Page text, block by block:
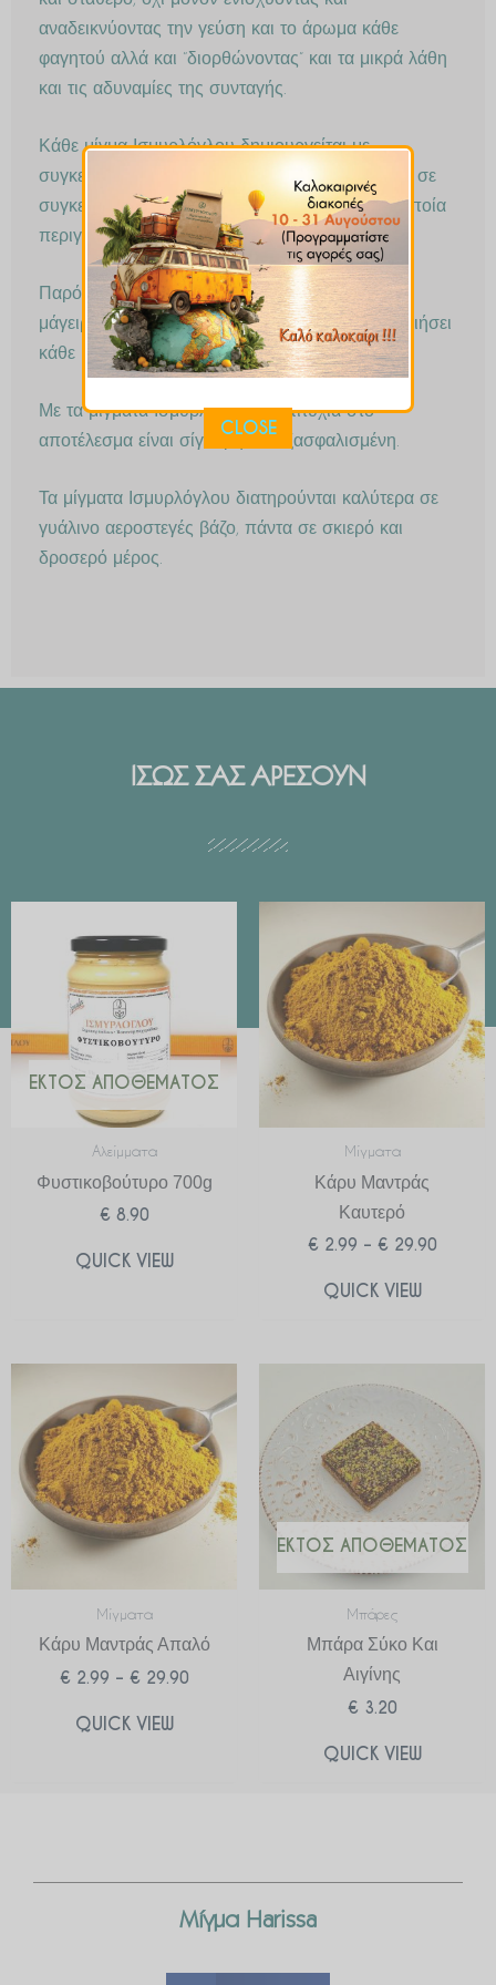
αναδεικνύοντας την γεύση και το άρωμα κάθε
φαγητού αλλά και “διορθώνοντας” και τα μικρά λάθη
και τις αδυναμίες της συνταγής.
Κάθε μίγμα Ισμυρλόγλου δημιουργείται με
συγκεκριμένο γευστικό προφίλ και απευθύνεται σε
συγκεκριμένη κατηγορία φαγητού ή γεύσης η οποία
περιγράφεται στην ονομασία του.
Παρόλα αυτά η φαντασία και η έμπνευση του
μάγειρα μπορεί να τον οδηγήσει να χρησιμοποιήσει
κάθε μίγμα σε πολλά διαφορετικά φαγητά.
Με τα μίγματα Ισμυρλόγλου η επιτυχία στο
αποτέλεσμα είναι σίγουρη και εξασφαλισμένη.
Τα μίγματα Ισμυρλόγλου διατηρούνται καλύτερα σε
γυάλινο αεροστεγές βάζο, πάντα σε σκιερό και
δροσερό μέρος.
ΙΣΩΣ ΣΑΣ ΑΡΕΣΟΥΝ
ΕΚΤΌΣ ΑΠΟΘΈΜΑΤΟΣ
Αλείμματα
Φυστικοβούτυρο 700g
€ 8.90
QUICK VIEW
Μίγματα
Κάρυ Μαντράς
Καυτερό
€ 2.99 – € 29.90
range:
€ 2.99
through
€ 29.90
QUICK VIEW
Μίγματα
Κάρυ Μαντράς Απαλό
€ 2.99 – € 29.90
range:
€ 2.99
through
€ 29.90
QUICK VIEW
ΕΚΤΌΣ ΑΠΟΘΈΜΑΤΟΣ
Μπάρες
Μπάρα Σύκο Και
Αιγίνης
€ 3.20
QUICK VIEW
Μίγμα Harissa
CLOSE